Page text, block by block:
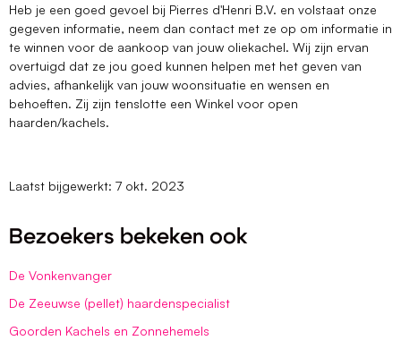
Heb je een goed gevoel bij Pierres d'Henri B.V. en volstaat onze
gegeven informatie, neem dan contact met ze op om informatie in
te winnen voor de aankoop van jouw oliekachel. Wij zijn ervan
overtuigd dat ze jou goed kunnen helpen met het geven van
advies, afhankelijk van jouw woonsituatie en wensen en
behoeften. Zij zijn tenslotte een Winkel voor open
haarden/kachels.
Laatst bijgewerkt: 7 okt. 2023
Bezoekers bekeken ook
De Vonkenvanger
De Zeeuwse (pellet) haardenspecialist
Goorden Kachels en Zonnehemels